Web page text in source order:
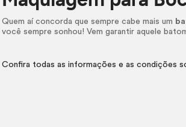
Quem aí concorda que sempre cabe mais um
você sempre sonhou! Vem garantir aquele
Confira todas as informações e as condições